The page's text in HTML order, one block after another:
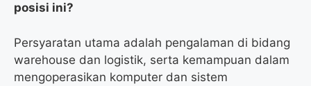
posisi ini?
Persyaratan utama adalah pengalaman di bidang
warehouse dan logistik, serta kemampuan dalam
mengoperasikan komputer dan sistem